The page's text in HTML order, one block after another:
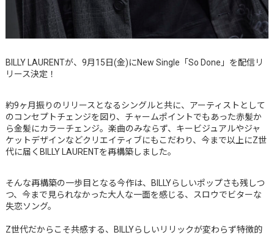
BILLY LAURENTが、9月15日(金)にNew Single「So Done」を配信リ
リース決定！
約9ヶ月振りのリリースとなるシングルと共に、アーティストとして
のコンセプトチェンジを図り、チャームポイントでもあった赤髪か
ら金髪にカラーチェンジ。楽曲のみならず、キービジュアルやジャ
ケットデザインなどクリエイティブにもこだわり、今まで以上にZ世
代に届くBILLY LAURENTを再構築しました。
そんな再構築の一歩目となる今作は、BILLYらしいポップさも残しつ
つ、今まで見られなかった大人な一面を感じる、スロウでビターな
失恋ソング。
Z世代だからこそ共感する、BILLYらしいリリックが変わらず特徴的